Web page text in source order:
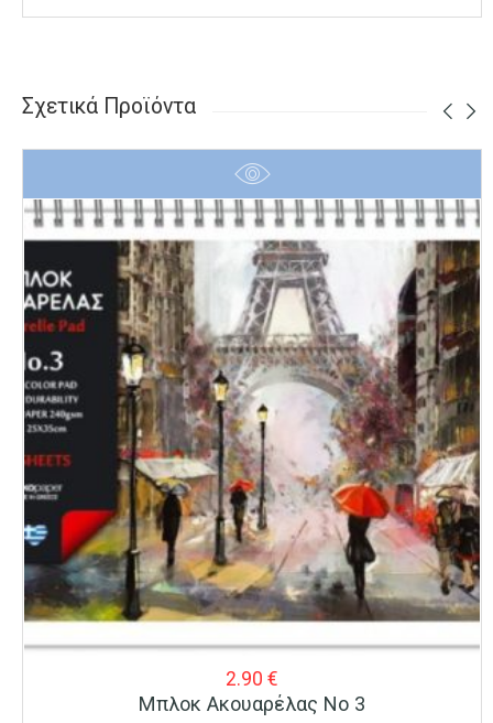
Σχετικά Προϊόντα
2.90 €
Μπλοκ Ακουαρέλας Νο 3